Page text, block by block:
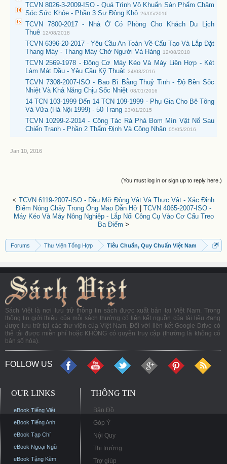
TCVN 8026-3-2009-ISO - Quá Trình Vô Khuẩn Sản Phẩm Chăm
Sóc Sức Khỏe - Phần 3 Sự Đông Khô 26/05/2016
TCVN 7800-2017 - Nhà Ở Có Phòng Cho Khách Du Lịch
Thuê 12/08/2018
TCVN 6396-20-2017 - Yêu Cầu An Toàn Về Cấu Tạo Và Lắp Đặt
Thang Máy - Thang Máy Chở Người Và Hàng 12/08/2018
TCVN 2569-1978 - Động Cơ Máy Kéo Và Máy Liên Hợp - Két
Làm Mát Dầu - Yêu Cầu Kỹ Thuật 24/03/2016
TCVN 7308-2007-ISO - Bao Bì Bằng Thuỷ Tinh - Độ Bền Sốc
Nhiệt Và Khả Năng Chịu Sốc Nhiệt 08/01/2016
14 TCN 103-1999 Đến 14 TCN 109-1999 - Phụ Gia Cho Bê Tông
Và Vữa (Hà Nội 1999) - 50 Trang 23/01/2015
TCVN 10299-2-2014 - Công Tác Rà Phá Bom Mìn Vật Nổ Sau
Chiến Tranh - Phần 2 Thẩm Định Và Công Nhận 05/05/2016
Jan 10, 2016
(You must log in or sign up to reply here.)
< TCVN 6119-2007-ISO - Dầu Mỡ Động Vật Và Thực Vật - Xác Định
Điểm Nóng Chảy Trong Ông Mao Dẫn Hở
TCVN 4065-2007-ISO -
Máy Kéo Và Máy Nông Nghiệp - Lắp Nối Công Cụ Vào Cơ Cấu Treo
Ba Điểm >
Forums Thư Viện Tổng Hợp Tiêu Chuẩn, Quy Chuẩn Việt Nam
Sách Việt là nơi lưu trữ thông tin sách được xuất bản tại Việt Nam. Trong
thông tin giới thiệu của mỗi sách thường có liên kết nguồn của tài liệu đang
được lưu trữ tại các thư viện của Việt Nam. Đối với liên kết Google Drive có
thể tải được miễn phí hoặc KHÔNG có quyền truy cập (thường là không có
bản số hóa).
FOLLOW US
OUR LINKS
eBook Tiếng Việt
eBook Tiếng Anh
eBook Tạp Chí
eBook Ngoại Ngữ
eBook Tặng Kèm
THÔNG TIN
Bản Đồ
Góp Ý
Nội Quy
Thị trường
Trợ giúp